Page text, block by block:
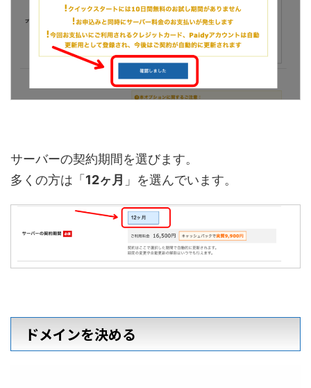
サーバーの契約期間を選びます。
多くの方は「 12ヶ月 」を選んでいます。
ドメインを決める